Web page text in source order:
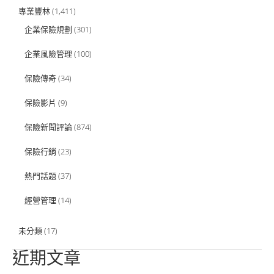
專業豐林(1,411)
企業保險規劃 (301)
企業風險管理 (100)
保險傳奇(34)
保險影片 (9)
保險新聞評論(874)
保險行銷 (23)
熱門話題(37)
經營管理 (14)
未分類(17)
近期文章